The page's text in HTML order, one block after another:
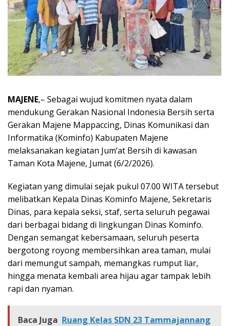
MAJENE,– Sebagai wujud komitmen nyata dalam
mendukung Gerakan Nasional Indonesia Bersih serta
Gerakan Majene Mappaccing, Dinas Komunikasi dan
Informatika (Kominfo) Kabupaten Majene
melaksanakan kegiatan Jum’at Bersih di kawasan
Taman Kota Majene, Jumat (6/2/2026).
Kegiatan yang dimulai sejak pukul 07.00 WITA tersebut
melibatkan Kepala Dinas Kominfo Majene, Sekretaris
Dinas, para kepala seksi, staf, serta seluruh pegawai
dari berbagai bidang di lingkungan Dinas Kominfo.
Dengan semangat kebersamaan, seluruh peserta
bergotong royong membersihkan area taman, mulai
dari memungut sampah, memangkas rumput liar,
hingga menata kembali area hijau agar tampak lebih
rapi dan nyaman.
Baca Juga Ruang Kelas SDN 23 Tammajannang